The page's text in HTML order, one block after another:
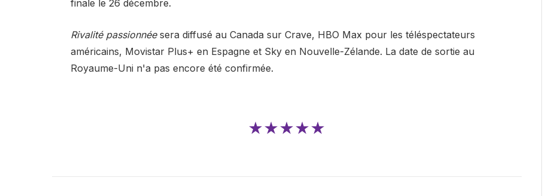
finale le 26 décembre.
Rivalité passionnéesera diffusé au Canada sur Crave, HBO Max pour les téléspectateurs
américains, Movistar Plus+ en Espagne et Sky en Nouvelle-Zélande. La date de sortie au
Royaume-Uni n'a pas encore été confirmée.
★★★★★